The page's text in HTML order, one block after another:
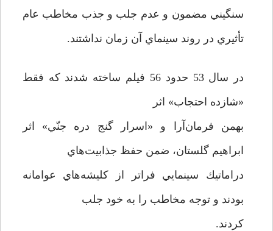
سنگيني مضمون و عدم جلب و جذب مخاطب عام
تأثيري در روند سينماي آن زمان نداشتند.
در سال 53 حدود 56 فيلم ساخته شدند كه فقط
«شازده احتجاب» اثر
بهمن فرمان‌آرا و «اسرار گنج دره جنّي» اثر
ابراهيم گلستان، ضمن حفظ جذابيت‌هاي
دراماتيك سينمايي فراتر از كليشه‌هاي عوامانه
بودند و توجه مخاطب را به خود جلب
کردند.